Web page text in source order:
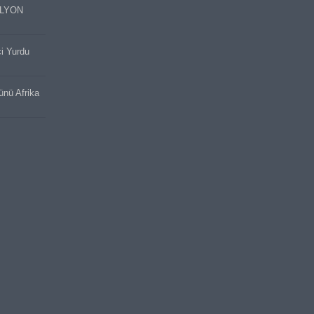
Yurdu
Afrika